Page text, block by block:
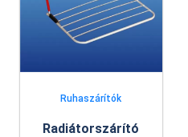
Ruhaszárítók
Radiátorszárító